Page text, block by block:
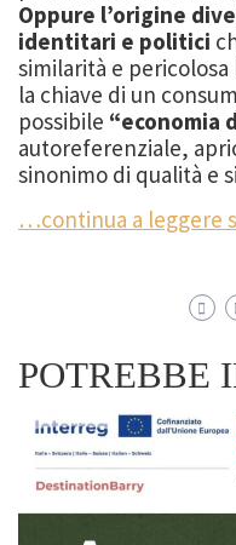
Oppure l’origine
identitari e politici
similarità e pericolosa
la chiave di un
possibile “economia
autoreferenziale,
sinonimo di qualità e
…continua a leggere
POTREBBE